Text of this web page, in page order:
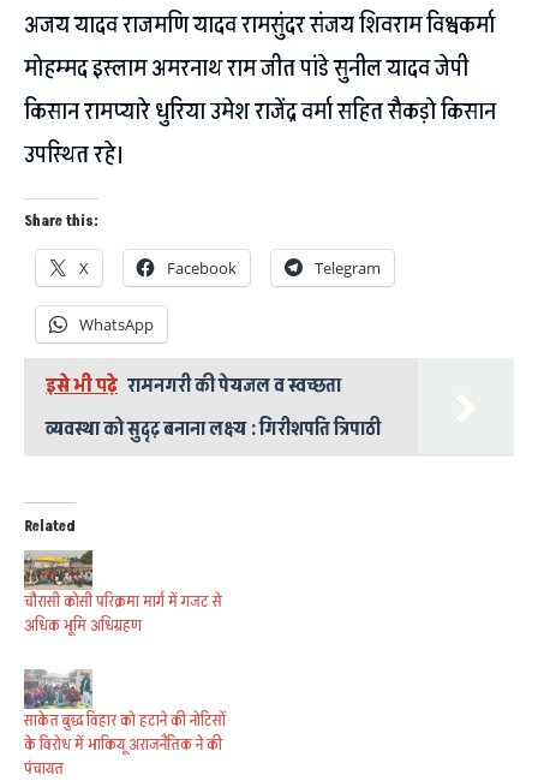
अजय यादव राजमणि यादव रामसुंदर संजय शिवराम विश्वकर्मा
मोहम्मद इस्लाम अमरनाथ राम जीत पांडे सुनील यादव जेपी
किसान रामप्यारे धुरिया उमेश राजेंद्र वर्मा सहित सैकड़ो किसान
उपस्थित रहे।
Share this:
X Facebook Telegram
WhatsApp
इसे भी पढ़े रामनगरी की पेयजल व स्वच्छता
व्यवस्था को सुदृढ़ बनाना लक्ष्य : गिरीशपति त्रिपाठी
Related
चौरासी कोसी परिक्रमा मार्ग में गजट से
अधिक भूमि अधिग्रहण
साकेत बुद्ध विहार को हटाने की नोटिसों
के विरोध में भाकियू अराजनैतिक ने की
पंचायत